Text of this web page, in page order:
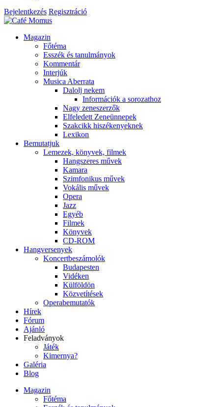
Bejelentkezés Regisztráció
Magazin
Főtéma
Esszék és tanulmányok
Kommentár
Interjúk
Musica Aberrata
Dalolj nekem
Információk a sorozathoz
Nagy zeneszerzők
Elfeledett Zeneünnepek
Szakcikk hiszékenyeknek
Lexikon
Bemutatjuk
Lemezek, könyvek, filmek
Hangszeres művek
Kamara
Szimfonikus művek
Vokális művek
Opera
Jazz
Egyéb
Filmek
Könyvek
CD-ROM
Hangversenyek
Koncertbeszámolók
Budapesten
Vidéken
Külföldön
Közvetítések
Operabemutatók
Hírek
Fórum
Ajánló
Feladványok
Játék
Kimernya?
Galéria
Blog
Magazin
Főtéma